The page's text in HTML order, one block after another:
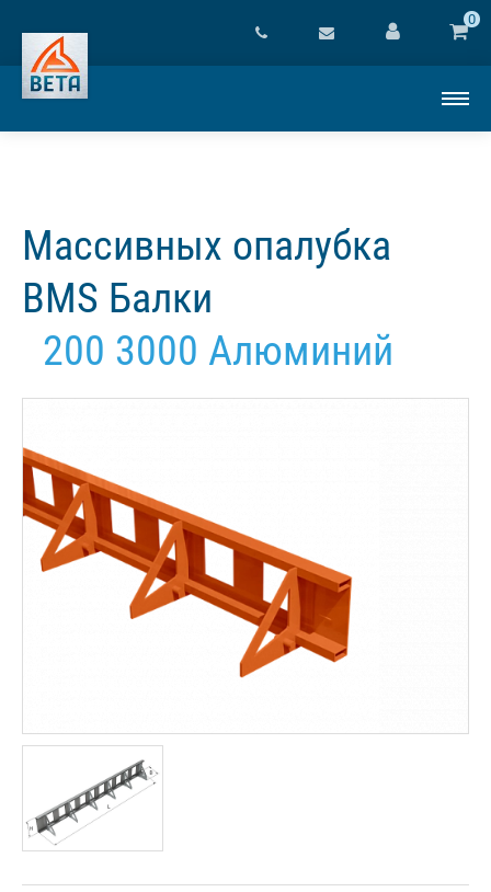
0
Массивных опалубка
BMS Балки
200 3000 Алюминий